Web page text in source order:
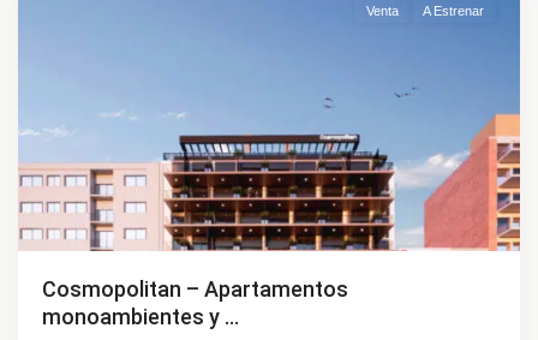
Venta A Estrenar
Cosmopolitan – Apartamentos
monoambientes y ...